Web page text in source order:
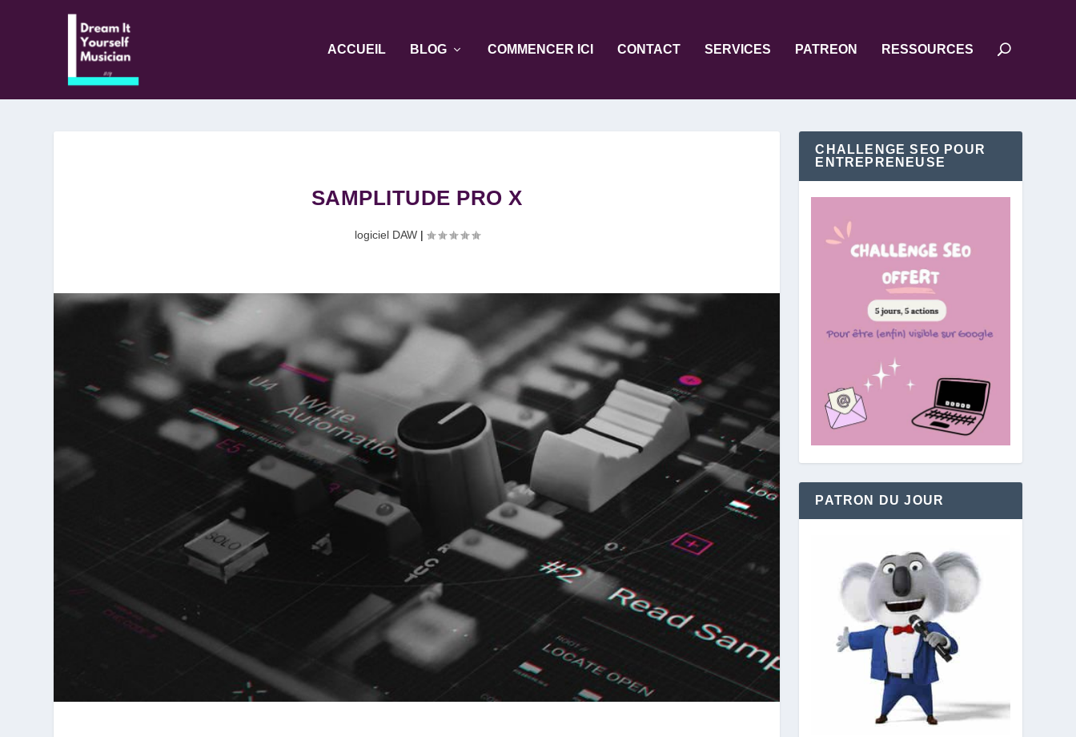
ACCUEIL BLOG COMMENCER ICI CONTACT SERVICES PATREON RESSOURCES
SAMPLITUDE PRO X
logiciel DAW|
CHALLENGE SEO POUR
ENTREPRENEUSE
PATRON DU JOUR